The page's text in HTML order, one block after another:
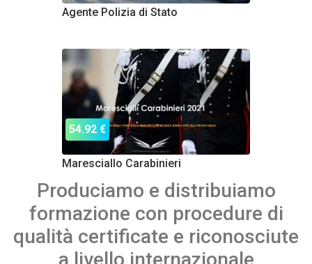
Agente Polizia di Stato
54.92 €
Maresciallo Carabinieri
Produciamo e distribuiamo
formazione con procedure di
qualità certificate e riconosciute